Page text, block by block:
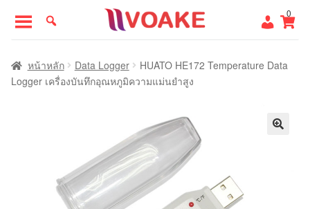
to
navigation
to
content
0
หน้าแรก
หน้าหลัก Data Logger
HUATO HE172 Temperature Data
Logger เครื่องบันทึกอุณหภูมิความแม่นยำสูง